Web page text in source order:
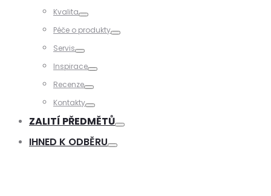
Kvalita
Péče o produkty
Servis
Inspirace
Recenze
Kontakty
Toggle
ZALITÍ PŘEDMĚTŮ
IHNED K ODBĚRU